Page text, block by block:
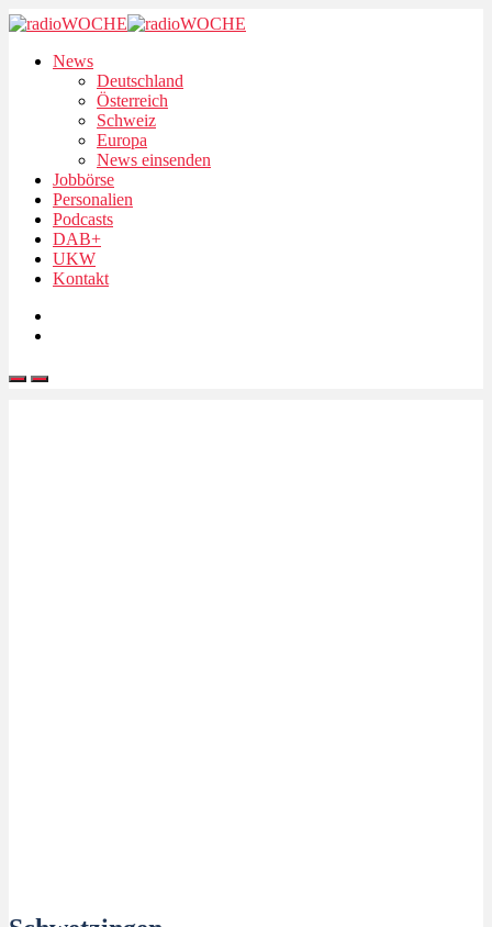
News
Deutschland
Österreich
Schweiz
Europa
News einsenden
Jobbörse
Personalien
Podcasts
DAB+
UKW
Kontakt